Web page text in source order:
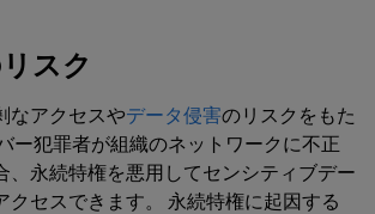
スク
なアクセスやデータ侵害のリスクをもた
ー犯罪者が組織のネットワークに不正
、永続特権を悪用してセンシティブデー
クセスできます。 永続特権に起因する